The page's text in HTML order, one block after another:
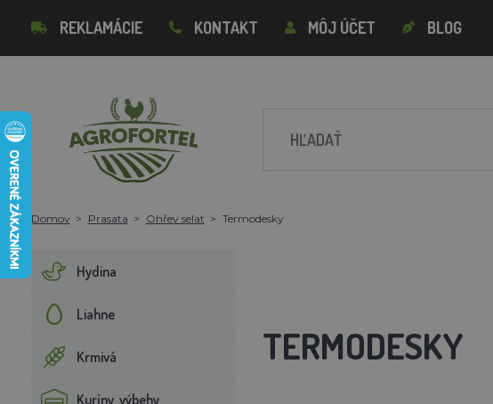
REKLAMÁCIE KONTAKT MÔJ ÚČET BLOG
Domov Prasata Ohřev selat Termodesky
Hydina
Liahne
Krmivá
Kuríny, výbehy
TERMODESKY